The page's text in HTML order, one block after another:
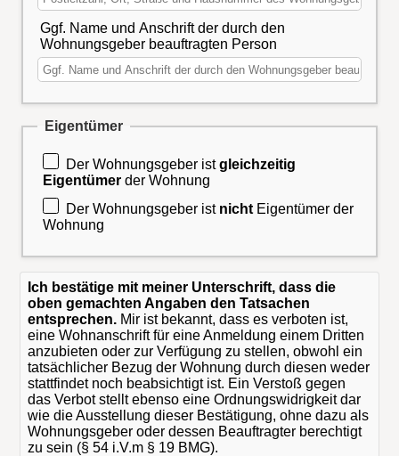
Ggf. Name und Anschrift der durch den
Wohnungsgeber beauftragten Person
Eigentümer
Der Wohnungsgeber istgleichzeitig
Eigentümer der Wohnung
Der Wohnungsgeber ist nicht Eigentümer der
Wohnung
Ich bestätige mit meiner Unterschrift, dass die
oben gemachten Angaben den Tatsachen
entsprechen. Mir ist bekannt, dass es verboten ist,
eine Wohnanschrift für eine Anmeldung einem Dritten
anzubieten oder zur Verfügung zu stellen, obwohl ein
tatsächlicher Bezug der Wohnung durch diesen weder
stattfindet noch beabsichtigt ist. Ein Verstoß gegen
das Verbot stellt ebenso eine Ordnungswidrigkeit dar
wie die Ausstellung dieser Bestätigung, ohne dazu als
Wohnungsgeber oder dessen Beauftragter berechtigt
zu sein (§ 54 i.V.m § 19 BMG).